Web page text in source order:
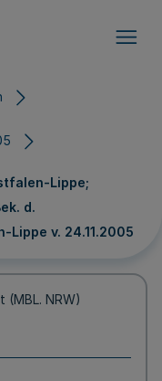
Lippe;
d.
v. 24.11.2005
(MBL. NRW)